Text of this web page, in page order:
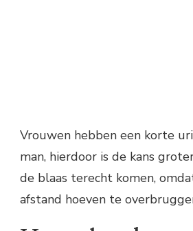
Vrouwen hebben een korte
man, hierdoor is de kans
de blaas terecht komen,
afstand hoeven te